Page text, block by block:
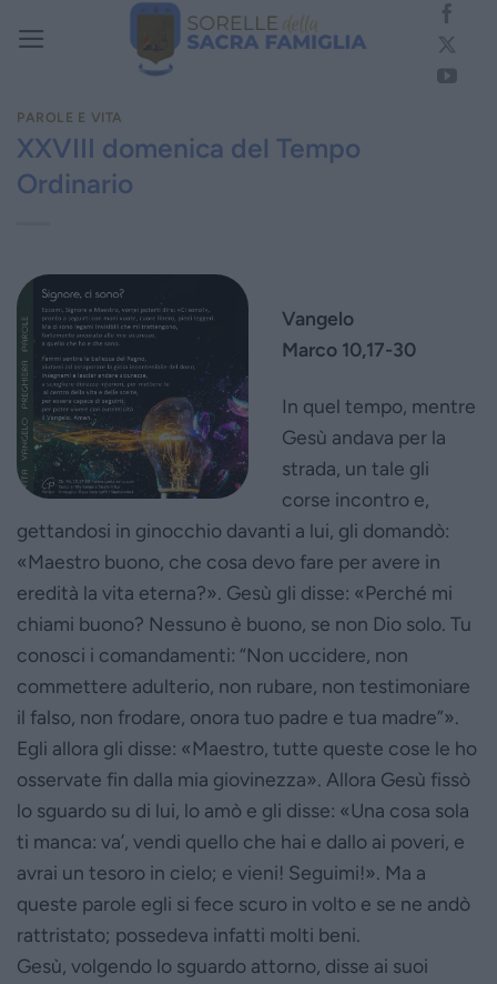
PAROLE E VITA
XXVIII domenica del Tempo
Ordinario
Vangelo
Marco 10,17-30
In quel tempo, mentre
Gesù andava per la
strada, un tale gli
corse incontro e,
gettandosi in ginocchio davanti a lui, gli domandò:
«Maestro buono, che cosa devo fare per avere in
eredità la vita eterna?». Gesù gli disse: «Perché mi
chiami buono? Nessuno è buono, se non Dio solo. Tu
conosci i comandamenti: “Non uccidere, non
commettere adulterio, non rubare, non testimoniare
il falso, non frodare, onora tuo padre e tua madre”».
Egli allora gli disse: «Maestro, tutte queste cose le ho
osservate fin dalla mia giovinezza». Allora Gesù fissò
lo sguardo su di lui, lo amò e gli disse: «Una cosa sola
ti manca: va’, vendi quello che hai e dallo ai poveri, e
avrai un tesoro in cielo; e vieni! Seguimi!». Ma a
queste parole egli si fece scuro in volto e se ne andò
rattristato; possedeva infatti molti beni.
Gesù, volgendo lo sguardo attorno, disse ai suoi